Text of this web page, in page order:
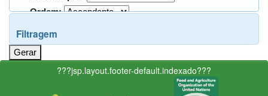
Ordem:
Filtragem
???jsp.layout.footer-default.indexado???